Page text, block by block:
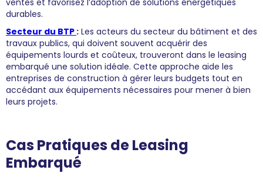
ventes et favorisez l’adoption de solutions énergétiques
durables.
Secteur du BTP : Les acteurs du secteur du bâtiment et des
travaux publics, qui doivent souvent acquérir des
équipements lourds et coûteux, trouveront dans le leasing
embarqué une solution idéale. Cette approche aide les
entreprises de construction à gérer leurs budgets tout en
accédant aux équipements nécessaires pour mener à bien
leurs projets.
Cas Pratiques de Leasing
Embarqué